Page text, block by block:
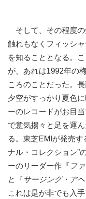
そして、その程度の
触れもなくフィッシ
を知ることとなる。
が、あれは1992年の
ころのことだった。
夕空がすっかり夏色
ーのレコードがお目
で意気揚々と足を運
る。東芝EMIが発売す
ナル・コレクション”
ーのリーダー作『 フ
と『サージング・ア
これは是が非でも入